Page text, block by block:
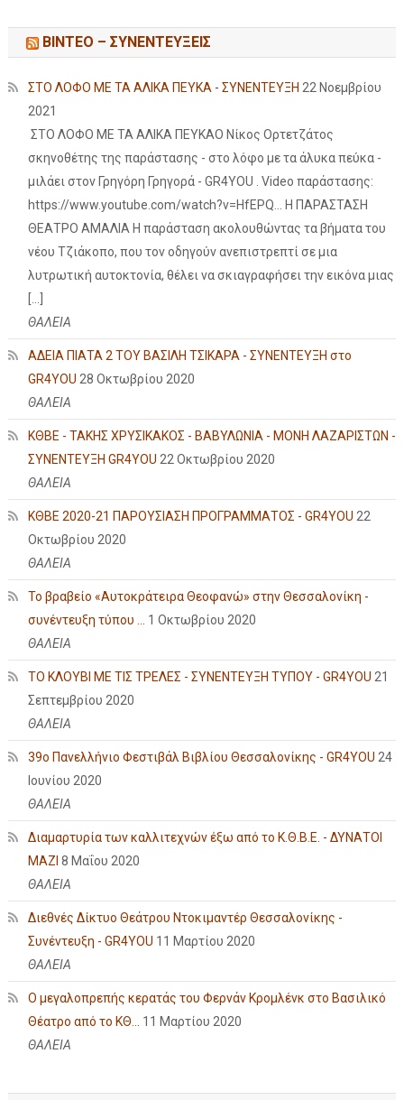
ΒΙΝΤΕΟ – ΣΥΝΕΝΤΕΥΞΕΙΣ
ΣΤΟ ΛΟΦΟ ΜΕ ΤΑ ΑΛΙΚΑ ΠΕΥΚΑ - ΣΥΝΕΝΤΕΥΞΗ 22 Νοεμβρίου
2021
ΣΤΟ ΛΟΦΟ ΜΕ ΤΑ ΑΛΙΚΑ ΠΕΥΚΑΟ Νίκος Ορτετζάτος
σκηνοθέτης της παράστασης - στο λόφο με τα άλυκα πεύκα -
μιλάει στον Γρηγόρη Γρηγορά - GR4YOU . Video παράστασης:
https://www.youtube.com/watch?v=HfEPQ... Η ΠΑΡΑΣΤΑΣΗ
ΘΕΑΤΡΟ ΑΜΑΛΙΑ Η παράσταση ακολουθώντας τα βήματα του
νέου Τζιάκοπο, που τον οδηγούν ανεπιστρεπτί σε μια
λυτρωτική αυτοκτονία, θέλει να σκιαγραφήσει την εικόνα μιας
ΘΑΛΕΙΑ
ΑΔΕΙΑ ΠΙΑΤΑ 2 ΤΟΥ ΒΑΣΙΛΗ ΤΣΙΚΑΡΑ - ΣΥΝΕΝΤΕΥΞΗ στο
GR4YOU 28 Οκτωβρίου 2020
ΘΑΛΕΙΑ
ΚΘΒΕ - ΤΑΚΗΣ ΧΡΥΣΙΚΑΚΟΣ - ΒΑΒΥΛΩΝΙΑ - ΜΟΝΗ ΛΑΖΑΡΙΣΤΩΝ -
ΣΥΝΕΝΤΕΥΞΗ GR4YOU 22 Οκτωβρίου 2020
ΘΑΛΕΙΑ
ΚΘΒΕ 2020-21 ΠΑΡΟΥΣΙΑΣΗ ΠΡΟΓΡΑΜΜΑΤΟΣ - GR4YOU 22
Οκτωβρίου 2020
ΘΑΛΕΙΑ
Το βραβείο «Αυτοκράτειρα Θεοφανώ» στην Θεσσαλονίκη -
συνέντευξη τύπου ...
1 Οκτωβρίου 2020
ΘΑΛΕΙΑ
ΤΟ ΚΛΟΥΒΙ ΜΕ ΤΙΣ ΤΡΕΛΕΣ - ΣΥΝΕΝΤΕΥΞΗ ΤΥΠΟΥ - GR4YOU 21
Σεπτεμβρίου 2020
ΘΑΛΕΙΑ
39ο Πανελλήνιο Φεστιβάλ Βιβλίου Θεσσαλονίκης - GR4YOU 24
Ιουνίου 2020
ΘΑΛΕΙΑ
Διαμαρτυρία των καλλιτεχνών έξω από το Κ.Θ.Β.Ε. - ΔΥΝΑΤΟΙ
ΜΑΖΙ 8 Μαΐου 2020
ΘΑΛΕΙΑ
Διεθνές Δίκτυο Θεάτρου Ντοκιμαντέρ Θεσσαλονίκης -
Συνέντευξη - GR4YOU 11 Μαρτίου 2020
ΘΑΛΕΙΑ
Ο μεγαλοπρεπής κερατάς του Φερνάν Κρομλένκ στο Βασιλικό
Θέατρο από το ΚΘ...
11 Μαρτίου 2020
ΘΑΛΕΙΑ